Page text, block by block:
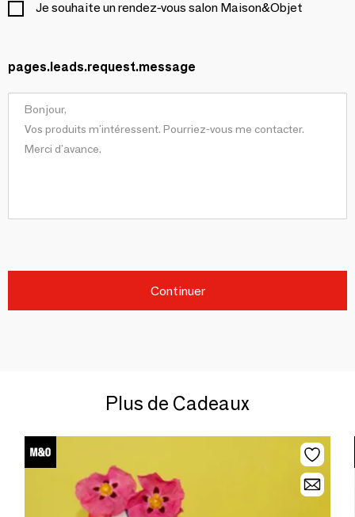
Je souhaite un rendez-vous salon Maison&Objet
pages.leads.request.message
Continuer
Plus de Cadeaux